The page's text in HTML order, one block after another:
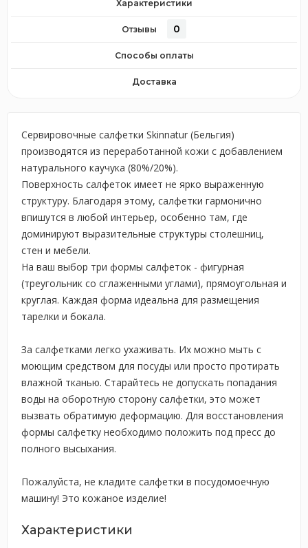
Характеристики
Отзывы 0
Способы оплаты
Доставка
Сервировочные салфетки Skinnatur (Бельгия)
производятся из переработанной кожи с добавлением
натурального каучука (80%/20%).
Поверхность салфеток имеет не ярко выраженную
структуру. Благодаря этому, салфетки гармонично
впишутся в любой интерьер, особенно там, где
доминируют выразительные структуры столешниц,
стен и мебели.
На ваш выбор три формы салфеток - фигурная
(треугольник со сглаженными углами), прямоугольная и
круглая. Каждая форма идеальна для размещения
тарелки и бокала.
За салфетками легко ухаживать. Их можно мыть с
моющим средством для посуды или просто протирать
влажной тканью. Старайтесь не допускать попадания
воды на оборотную сторону салфетки, это может
вызвать обратимую деформацию. Для восстановления
формы салфетку необходимо положить под пресс до
полного высыхания.
Пожалуйста, не кладите салфетки в посудомоечную
машину! Это кожаное изделие!
Характеристики